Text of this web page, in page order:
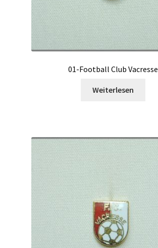
01-Football Club Vacresse
Weiterlesen